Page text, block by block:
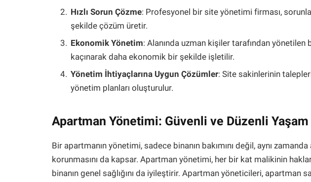
Hızlı Sorun Çözme: Profesyonel bir site yönetimi firması,
şekilde çözüm üretir.
Ekonomik Yönetim: Alanında uzman kişiler tarafından
kaçınarak daha ekonomik bir şekilde işletilir.
Yönetim İhtiyaçlarına Uygun Çözümler: Site sakinlerinin
yönetim planları oluşturulur.
Apartman Yönetimi: Güvenli ve Düzenli Yaşam
Bir apartmanın yönetimi, sadece binanın bakımını değil, aynı
korunmasını da kapsar. Apartman yönetimi, her bir kat malikinin
binanın genel sağlığını da iyileştirir. Apartman yöneticileri, apartman